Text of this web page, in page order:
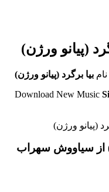
(پیانو ورژن)
بیا برگرد (پیانو ورژن)
Download New Music
از سیاووش سهراب